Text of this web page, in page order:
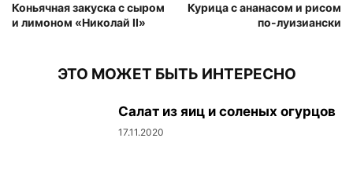
Коньячная закуска с сыром
и лимоном «Николай II»
Курица с ананасом и рисом
по-луизиански
ЭТО МОЖЕТ БЫТЬ ИНТЕРЕСНО
Салат из яиц и соленых огурцов
17.11.2020